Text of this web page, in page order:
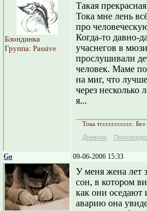
Блондинка
Группа: Passive
Такая
Тока мне лень
про
Когда-то давно-
учаснегов в
прослушивали
человек. Маме
на миг, что
через несколько
я...
Тока тссссссссссс.
Дневник
Go 09-06-2006 15:33
У меня жена лет
сон, в котором
как они
аварию она